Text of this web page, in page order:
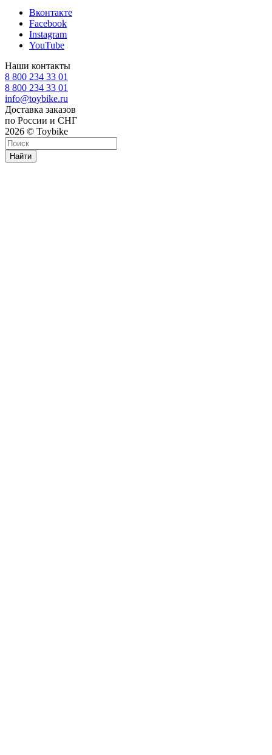
Вконтакте
Facebook
Instagram
YouTube
Наши контакты
8 800 234 33 01
8 800 234 33 01
info@toybike.ru
Доставка заказов
по России и СНГ
2026 © Toybike
Найти